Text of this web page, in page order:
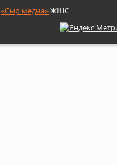
«Сыр медиа»ЖШС.